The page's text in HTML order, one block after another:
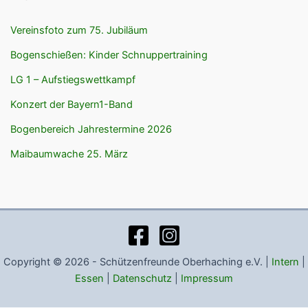
Vereinsfoto zum 75. Jubiläum
Bogenschießen: Kinder Schnuppertraining
LG 1 – Aufstiegswettkampf
Konzert der Bayern1-Band
Bogenbereich Jahrestermine 2026
Maibaumwache 25. März
Copyright © 2026 - Schützenfreunde Oberhaching e.V. | Intern
Essen
Datenschutz Impressum